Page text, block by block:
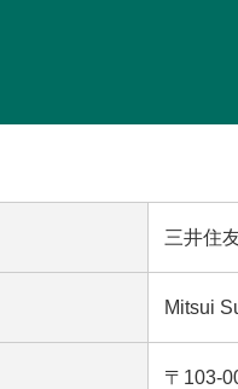
三井住
Mitsui
〒103-